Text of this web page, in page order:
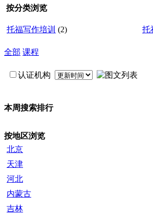
按分类浏览
托福写作培训 (2) 托
全部 课程
认证机构
本周搜索排行
按地区浏览
北京
天津
河北
内蒙古
吉林